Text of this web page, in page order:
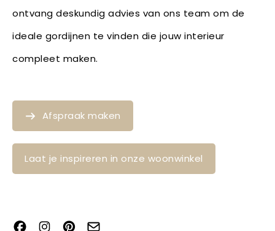
ontvang deskundig advies van ons team om de
ideale gordijnen te vinden die jouw interieur
compleet maken.
Afspraak maken
Laat je inspireren in onze woonwinkel